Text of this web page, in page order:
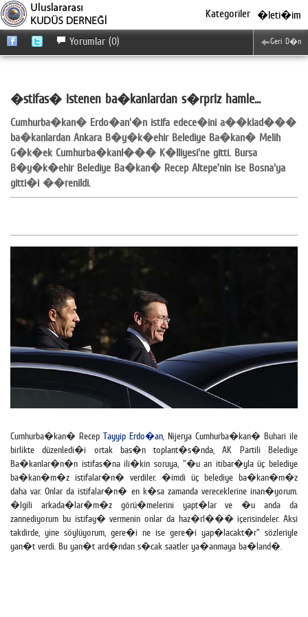
�leti�im
Kategoriler
�stifas� istenen ba�kanlardan s�rpriz hamle...
Cumhurba�kan� Erdo�an'�n istifa edece�ini a��klad���
ba�kanlardan Ankara B�y�k�ehir Belediye Ba�kan� Melih
G�k�ek Cumhurba�kanl��� K�lliyesi'ne gitti. Bursa
B�y�k�ehir Belediye Ba�kan� Recep Altepe'nin ise Bosna'ya
gitti�i ��renildi.
Cumhurba�kan� Recep Tayyip Erdo�an , Nijerya Cumhurba�kan� Buhari ile
birlikte düzenledi�i ortak bas�n toplant�s�nda, AK Partili Belediye
Ba�kanlar�n�n istifas�na ili�kin soruya, "�u an itibar�yla üç belediye
ba�kan�m�z istifalar�n� verdiler. �imdi üç belediye ba�kan�m�z
daha var. Onlar da istifalar�n� en k�sa zamanda vereceklerine inan�yorum.
�lgili arkada�lar�m�z görü�melerini yapt�lar ve �u anda da
zannediyorum bu istifay� vermenin onlar da haz�rl��� içerisindeler. Aksi
takdirde, yine söylüyorum, gere�i ne ise gere�i yap�lacakt�r" sözleriyle
yan�t verdi. Bu yan�t ard�ndan s�cak saatler ya�anmaya ba�land�.
Geri D�n
Yorumlar (0)